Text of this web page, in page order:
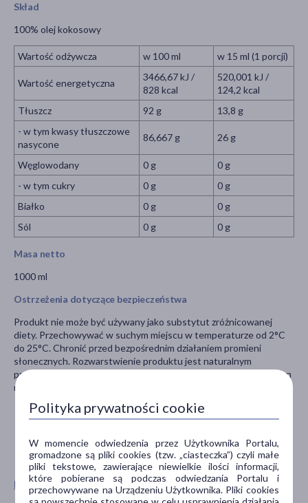
Pokaż wszystkie produkty ALLNUTRITION
Skład
100% olej kokosowy
Wartość odżywcza w 100 ml w 15 ml (1 porcji)
Wartość energetyczna
3466,67 kJ /
828 kcal
520,001 kJ /
124,2 kcal
Tłuszcz
92 g
13,8 g
- w tym kwasy tłuszczowe
nasycone
86,667 g 26 g
Węglowodany 0 g
0 g
- w tym cukry
0 g
0 g
Białko
0 g
0 g
Sól
0 g 0 g
Masa netto
1000 ml
Ostrzeżenia dotyczące bezpieczeństwa
Produkt nie może być używany jako substytut zróżnicowanej
diety. Przechowywać w suchym miejscu w temperaturze od 2°C
do 25°C. Chronić przed bezpośrednim działaniem promieni
słonecznych. Rozwarstwienie produktu jest naturalnym
procesem. Przechowywanie: Przechowywać w suchym i ciemnym
miejscu. Kraj pochodzenia kokosa: Malezja.
Polityka prywatności cookie
W momencie odwiedzenia przez Użytkownika Portalu,
gromadzone są pliki cookies (tzw. „ciasteczka”) czyli małe
pliki tekstowe, zawierające niewielkie ilości informacji,
które pobierane są podczas odwiedzania Portalu i
przechowywane na Urządzeniu Użytkownika. Pliki cookies